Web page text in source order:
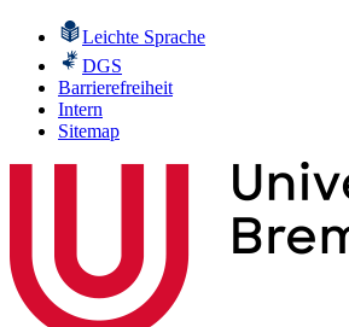
Leichte Sprache
DGS
Barrierefreiheit
Intern
Sitemap